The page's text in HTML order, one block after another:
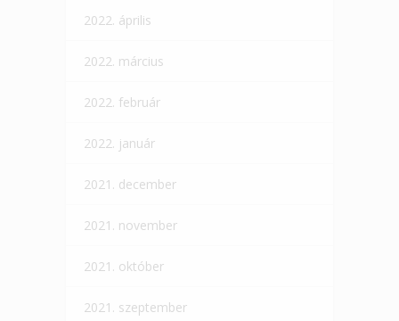
2022. április
2022. március
2022. február
2022. január
2021. december
2021. november
2021. október
2021. szeptember